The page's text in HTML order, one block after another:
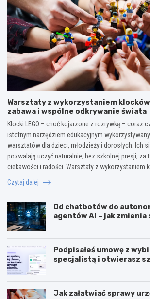
Warsztaty z wykorzystaniem klocków
zabawa i wspólne odkrywanie świata
Klocki LEGO – choć kojarzone z rozrywką – coraz
istotnym narzędziem edukacyjnym
warsztatów dla dzieci, młodzieży i dorosłych. Ich
pozwalają uczyć naturalnie, bez szkolnej presji, za
ciekawości i radości. Warsztaty z wykorzystaniem
Czytaj dalej
Od chatbotów do
agentów AI – jak zmienia
Podpisałeś umowę z
specjalistą i otwierasz
Jak załatwiać sprawy